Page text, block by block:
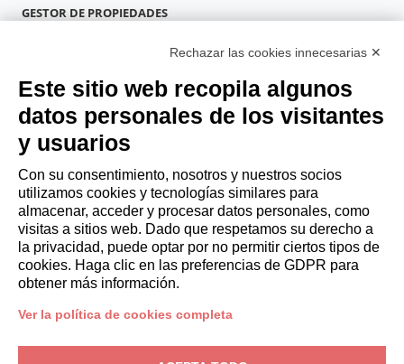
GESTOR DE PROPIEDADES
HUÉSPEDES
Reserve una estancia
Estancias largas
Experiencias para los Huéspedes
Descuentos para husespedes
Convenios para empresas
booking@italianway.house
+390286882952
Rechazar las cookies innecesarias ✕
Este sitio web recopila algunos
datos personales de los visitantes
y usuarios
Con su consentimiento, nosotros y nuestros socios
utilizamos cookies y tecnologías similares para
almacenar, acceder y procesar datos personales, como
visitas a sitios web. Dado que respetamos su derecho a
la privacidad, puede optar por no permitir ciertos tipos de
cookies. Haga clic en las preferencias de GDPR para
obtener más información.
Ver la política de cookies completa